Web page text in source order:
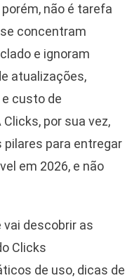
não é tarefa
concentram
e ignoram
atualizações,
custo de
por sua vez,
para entregar
em 2026, e não
descobrir as
Clicks
de uso, dicas de